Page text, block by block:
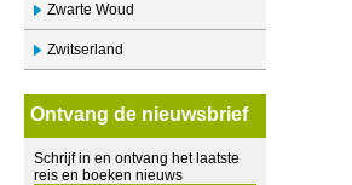
Zwarte Woud
Zwitserland
Ontvang de nieuwsbrief
Schrijf in en ontvang het laatste
reis en boeken nieuws